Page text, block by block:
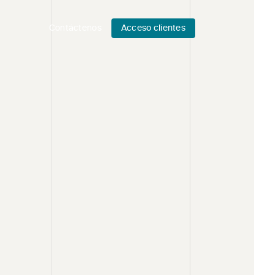
Contáctenos Acceso clientes